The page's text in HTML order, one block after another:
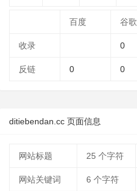
百度 谷歌
收录 0
反链 0 0
ditiebendan.cc 页面信息
网站标题 25 个字符
网站关键词 6 个字符